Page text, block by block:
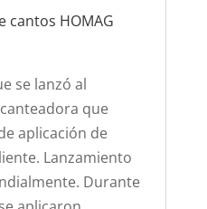
cantos HOMAG
se lanzó al
que
aplicación de
Lanzamiento
Durante